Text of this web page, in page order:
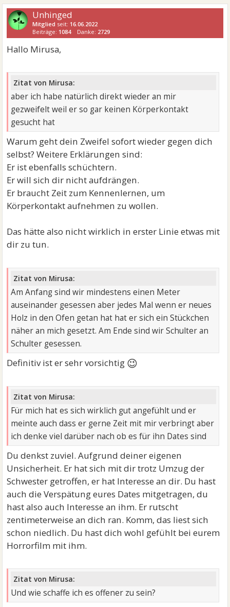
Unhinged
Mitglied seit: 16.06.2022
Beiträge: 1084 Danke: 2729
Hallo Mirusa,
Zitat von Mirusa:
aber ich habe natürlich direkt wieder an mir
gezweifelt weil er so gar keinen Körperkontakt
gesucht hat
Warum geht dein Zweifel sofort wieder gegen dich
selbst? Weitere Erklärungen sind:
Er ist ebenfalls schüchtern.
Er will sich dir nicht aufdrängen.
Er braucht Zeit zum Kennenlernen, um
Körperkontakt aufnehmen zu wollen.
Das hätte also nicht wirklich in erster Linie etwas mit
dir zu tun.
Zitat von Mirusa:
Am Anfang sind wir mindestens einen Meter
auseinander gesessen aber jedes Mal wenn er neues
Holz in den Ofen getan hat hat er sich ein Stückchen
näher an mich gesetzt. Am Ende sind wir Schulter an
Schulter gesessen.
Definitiv ist er sehr vorsichtig 😉
Zitat von Mirusa:
Für mich hat es sich wirklich gut angefühlt und er
meinte auch dass er gerne Zeit mit mir verbringt aber
ich denke viel darüber nach ob es für ihn Dates sind
Du denkst zuviel. Aufgrund deiner eigenen
Unsicherheit. Er hat sich mit dir trotz Umzug der
Schwester getroffen, er hat Interesse an dir. Du hast
auch die Verspätung eures Dates mitgetragen, du
hast also auch Interesse an ihm. Er rutscht
zentimeterweise an dich ran. Komm, das liest sich
schon niedlich. Du hast dich wohl gefühlt bei eurem
Horrorfilm mit ihm.
Zitat von Mirusa:
Und wie schaffe ich es offener zu sein?